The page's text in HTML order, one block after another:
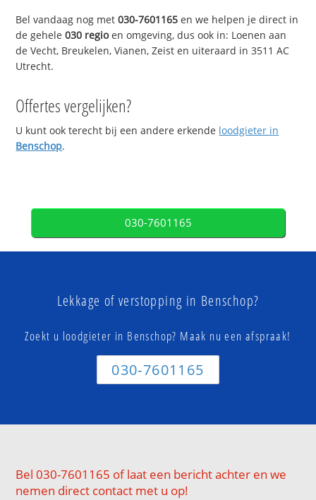
Bel vandaag nog met030-7601165 en we helpen je direct in
de gehele030 regioen omgeving, dus ook in: Loenen aan
de Vecht, Breukelen, Vianen, Zeist en uiteraard in 3511 AC
Utrecht.
Offertes vergelijken?
U kunt ook terecht bij een andere erkende loodgieter in
Benschop.
030-7601165
Lekkage of verstopping in Benschop?
Zoekt u loodgieter in Benschop? Maak nu een afspraak!
030-7601165
Bel 030-7601165 of laat een bericht achter en we
nemen direct contact met u op!